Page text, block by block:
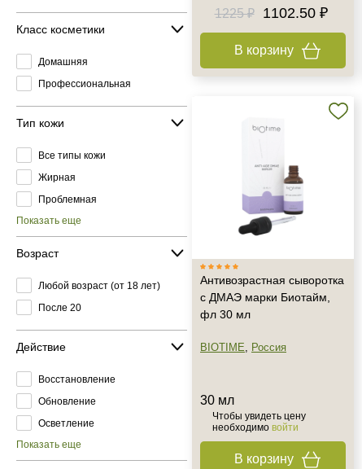
Класс косметики
Домашняя
Профессиональная
Тип кожи
Все типы кожи
Жирная
Проблемная
Показать еще
Возраст
Любой возраст (от 18 лет)
После 20
Действие
Восстановление
Обновление
Осветление
Показать еще
1225 ₽
1102.50 ₽
В корзину
Антивозрастная сыворотка
с ДМАЭ марки Биотайм,
фл 30 мл
BIOTIME, Россия
30 мл
Чтобы увидеть цену
необходимо войти
В корзину